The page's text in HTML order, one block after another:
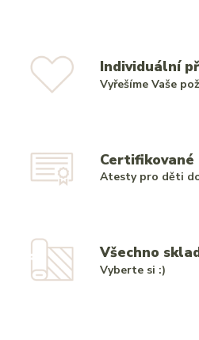
Individuální
Vyřešíme Vaše
Atesty pro děti
Všechno
Vyberte si :)